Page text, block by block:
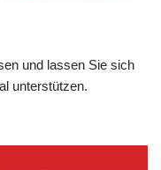
und lassen Sie sich
unterstützen.